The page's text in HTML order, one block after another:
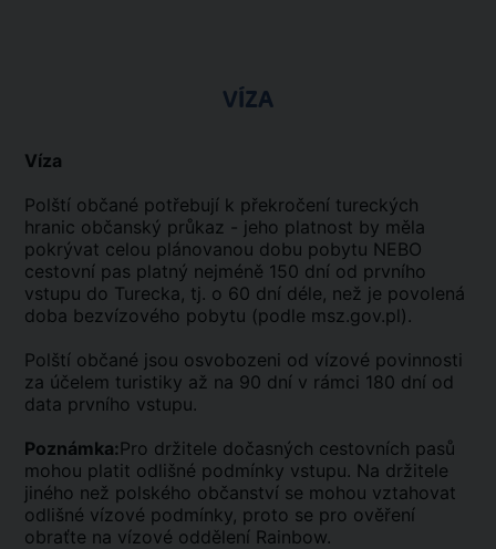
VÍZA
Víza
Polští občané potřebují k překročení tureckých
hranic občanský průkaz - jeho platnost by měla
pokrývat celou plánovanou dobu pobytu NEBO
cestovní pas platný nejméně 150 dní od prvního
vstupu do Turecka, tj. o 60 dní déle, než je povolená
doba bezvízového pobytu (podle msz.gov.pl).
Polští občané jsou osvobozeni od vízové povinnosti
za účelem turistiky až na 90 dní v rámci 180 dní od
data prvního vstupu.
Poznámka: Pro držitele dočasných cestovních pasů
mohou platit odlišné podmínky vstupu. Na držitele
jiného než polského občanství se mohou vztahovat
odlišné vízové podmínky, proto se pro ověření
obraťte na vízové oddělení Rainbow.